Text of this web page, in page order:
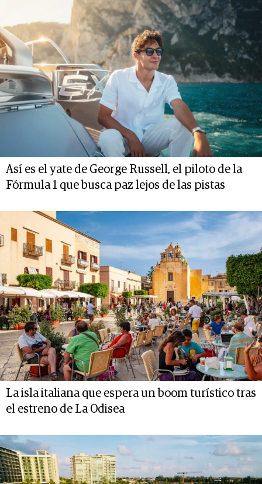
Así es el yate de George Russell, el piloto de la
Fórmula 1 que busca paz lejos de las pistas
La isla italiana que espera un boom turístico tras
el estreno de La Odisea